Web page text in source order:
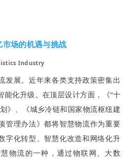
场的机遇与挑战
Industry
发展。近年来各类支持政策密集出
能化升级。在顶层设计方面，《“十
》、《城乡冷链和国家物流枢纽建
管理办法》都将智慧物流作为重要
字化转型、智慧化改造和网络化升
物流的一种，通过物联网、大数